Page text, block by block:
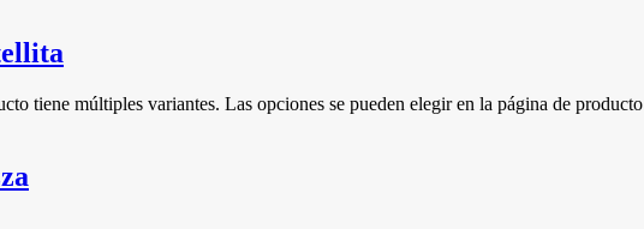
tiene múltiples variantes. Las opciones se pueden elegir en la página de producto